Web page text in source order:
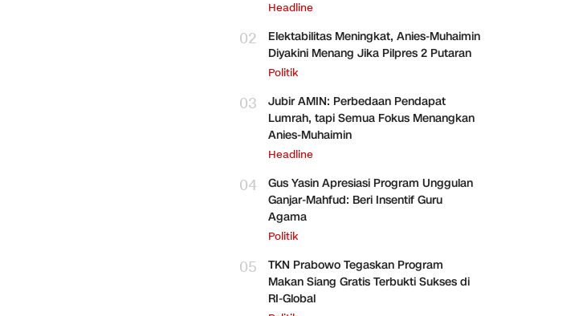
Headline
02
Elektabilitas Meningkat, Anies-Muhaimin
Diyakini Menang Jika Pilpres 2 Putaran
Politik
03
Jubir AMIN: Perbedaan Pendapat
Lumrah, tapi Semua Fokus Menangkan
Anies-Muhaimin
Headline
04
Gus Yasin Apresiasi Program Unggulan
Ganjar-Mahfud: Beri Insentif Guru
Agama
Politik
05
TKN Prabowo Tegaskan Program
Makan Siang Gratis Terbukti Sukses di
RI-Global